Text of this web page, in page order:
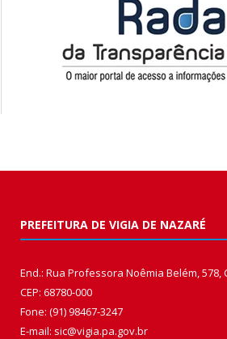
PREFEITURA DE VIGIA DE NAZARÉ
End.: Rua Professora Noêmia Belém, 578,
CEP: 68780-000
Fone: (91) 98467-3247
E-mail: sic@vigia.pa.gov.br